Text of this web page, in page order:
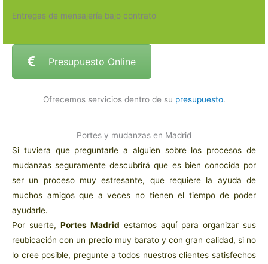
Entregas de mensajería bajo contrato
Presupuesto Online
Ofrecemos servicios dentro de su presupuesto.
Portes y mudanzas en Madrid
Si tuviera que preguntarle a alguien sobre los procesos de
mudanzas seguramente descubrirá que es bien conocida por
ser un proceso muy estresante, que requiere la ayuda de
muchos amigos que a veces no tienen el tiempo de poder
ayudarle.
Por suerte, Portes Madrid estamos aquí para organizar sus
reubicación con un precio muy barato y con gran calidad, si no
lo cree posible, pregunte a todos nuestros clientes satisfechos